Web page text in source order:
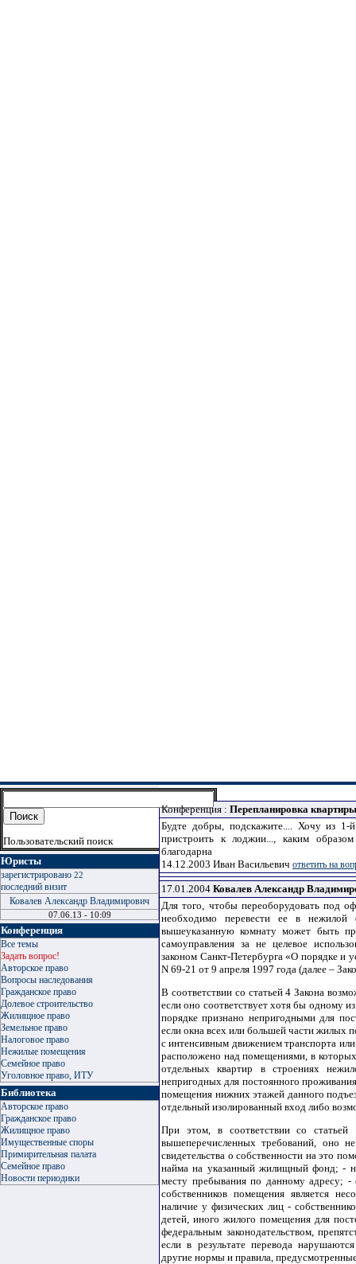
Пользовательский поиск
Юристы
зарегистрировано 22
последний визит
Ковалев Александр Владимирович
07.06.13 - 10:09
Конференция
Все темы
Задать вопрос!
Авторское право
Вопросы наследования
Гражданское право
Долевое строительство
Жилищное право
Земельное право
Налоговое право
Нежилые помещения
Семейное право
Уголовное право, ИТУ
Библиотека
Авторское право
Гражданское право
Жилищное право
Имущественные споры
Примирительная палата
Семейное право
Новости периодики
Конференция : Перепланировка квартиры
Будте добры, подскажите.... Хочу из
пристроить к лоджии..., каким
благодарна
14.12.2003 Иван Васильевич ответить на
17.01.2004 Ковалев Александр
Для того, чтобы переоборудовать под
необходимо перевести ее в
вышеуказанную комнату может быть
самоуправления за не целевое
законом Санкт-Петербурга «О порядке
N 69-21 от 9 апреля 1997 года (далее –
В соответствии со статьей 4 Закона
если оно соответствует хотя бы одному
порядке признано непригодными для
если окна всех или большей части жилых
с интенсивным движением транспорта
расположено над помещениями, в
отдельных квартир в строениях
непригодных для постоянного
помещения нижних этажей данного
отдельный изолированный вход либо
При этом, в соответствии со
вышеперечисленных требований, оно
свидетельства о собственности на это
найма на указанный жилищный фонд; -
месту пребывания по данному адресу; -
собственников помещения является
наличие у физических лиц -
детей, иного жилого помещения для
федеральным законодательством,
если в результате перевода
другие нормы и правила,